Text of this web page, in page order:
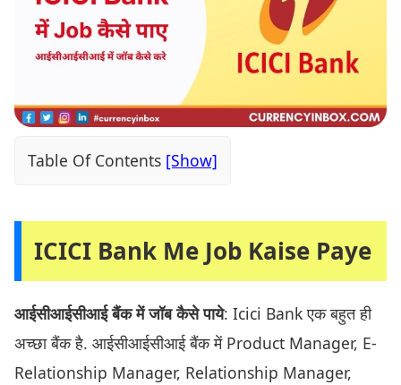
Table Of Contents
ICICI Bank Me Job Kaise Paye
आईसीआईसीआई बैंक में जॉब कैसे पाये: Icici Bank एक बहुत ही
अच्छा बैंक है. आईसीआईसीआई बैंक में Product Manager, E-
Relationship Manager, Relationship Manager,